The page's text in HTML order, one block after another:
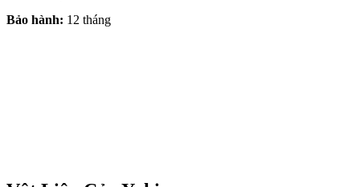
Bảo hành: 12 tháng